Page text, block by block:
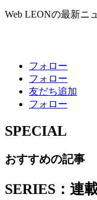
Web LEONの最新ニ
フォロー
フォロー
友だち追加
フォロー
SPECIAL
おすすめの記事
SERIES：連